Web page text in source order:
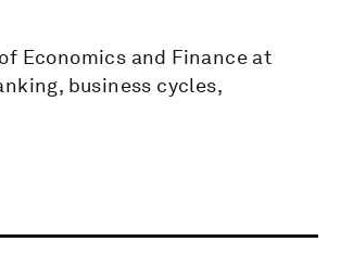
Economics and Finance at
business cycles,